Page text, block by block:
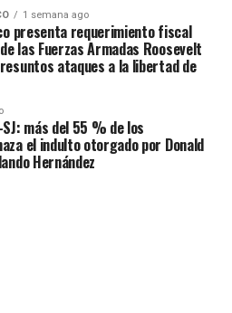
1 semana ago
presenta requerimiento fiscal
las Fuerzas Armadas Roosevelt
ataques a la libertad de
SJ: más del 55 % de los
el indulto otorgado por Donald
Hernández